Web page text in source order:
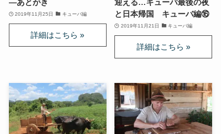
マルクス・エンゲルスの生涯と思想背景
産業革命とイギリス・ヨーロッパ社会
ディストピア・SF小説から考える現代社会
三島由紀夫と日本文学
―あとがき
2019年11月25日 キューバ編
迎える…キューバ最後の夜
と日本帰国 キューバ編⑯
2019年11月21日 キューバ編